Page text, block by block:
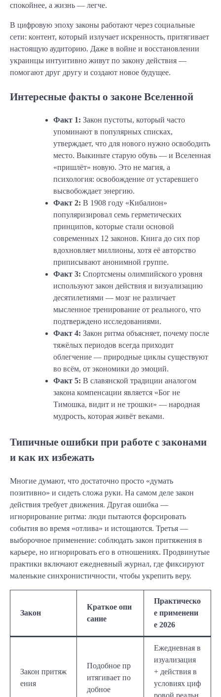
спокойнее, а жизнь — легче.
В цифровую эпоху законы работают через социальные
сети: контент, который излучает искренность, притягивает
настоящую аудиторию. Даже в войне и восстановлении
украинцы интуитивно живут по закону действия —
помогают друг другу и создают новое будущее.
Интересные факты о законе Вселенной
Факт 1: Закон пустоты, который часто
упоминают в популярных списках,
утверждает, что для нового нужно освободить
место. Выкиньте старую обувь — и Вселенная
«пришлёт» новую. Это не магия, а
психология: освобождение от устаревшего
высвобождает энергию.
Факт 2: В 1908 году «Кибалион»
популяризировал семь герметических
принципов, которые стали основой
современных 12 законов. Книга до сих пор
вдохновляет миллионы, хотя её авторство
приписывают анонимной группе.
Факт 3: Спортсмены олимпийского уровня
используют закон действия и визуализацию
десятилетиями — мозг не различает
мысленное тренирование от реального, что
подтверждено исследованиями.
Факт 4: Закон ритма объясняет, почему после
тяжёлых периодов всегда приходит
облегчение — природные циклы существуют
во всём, от экономики до эмоций.
Факт 5: В славянской традиции аналогом
закона компенсации является «Бог не
Тимошка, видит и не трошки» — народная
мудрость, которая живёт веками.
Типичные ошибки при работе с законами
и как их избежать
Многие думают, что достаточно просто «думать
позитивно» и сидеть сложа руки. На самом деле закон
действия требует движения. Другая ошибка —
игнорирование ритма: люди пытаются форсировать
события во время «отлива» и истощаются. Третья —
выборочное применение: соблюдать закон притяжения в
карьере, но игнорировать его в отношениях. Продвинутые
практики включают ежедневный журнал, где фиксируют
маленькие синхронистичности, чтобы укрепить веру.
Закон
Краткое опи
сание
Практическо
е применени
е 2026
Закон притяж
ения
Подобное пр
итягивает по
добное
Ежедневная в
изуализация
+ действия в
условиях циф